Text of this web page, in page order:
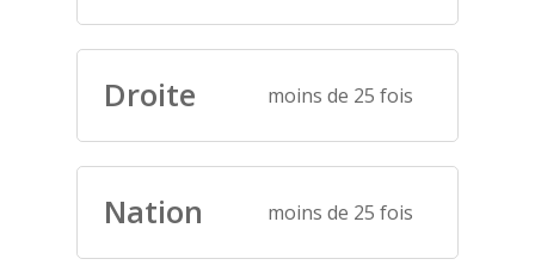
Droite moins de 25 fois
Nation moins de 25 fois